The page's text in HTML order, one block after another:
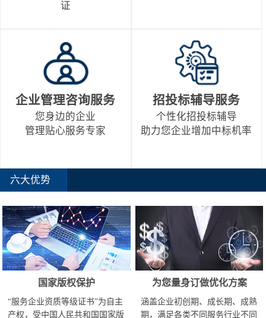
证
企业管理咨询服务
您身边的企业
管理贴心服务专家
招投标辅导服务
个性化招投标辅导
助力您企业增加中标机率
六大优势
国家版权保护
“服务企业资质等级证书”为自主
产权，受中国人民共和国国家版
为您量身订做优化方案
涵盖企业初创期、成长期、成熟
期，满足各类不同服务行业不同